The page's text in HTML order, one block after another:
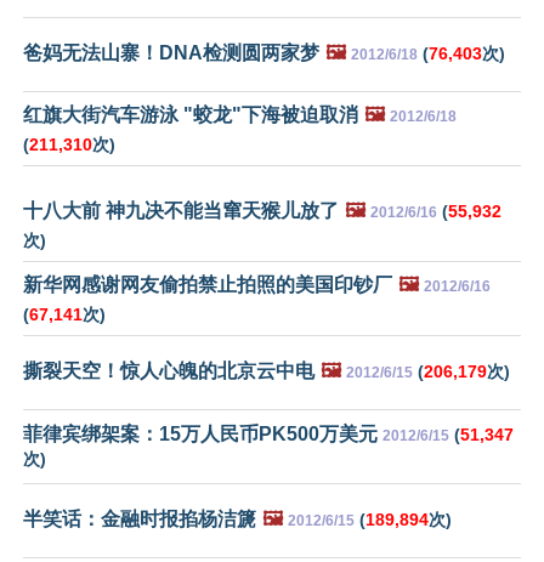
爸妈无法山寨！DNA检测圆两家梦 🖼️ 2012/6/18 (76,403次)
红旗大街汽车游泳 "蛟龙"下海被迫取消 🖼️ 2012/6/18
(211,310次)
十八大前 神九决不能当窜天猴儿放了 🖼️ 2012/6/16 (55,932
次)
新华网感谢网友偷拍禁止拍照的美国印钞厂 🖼️ 2012/6/16
(67,141次)
撕裂天空！惊人心魄的北京云中电 🖼️ 2012/6/15 (206,179次)
菲律宾绑架案：15万人民币PK500万美元 2012/6/15 (51,347
次)
半笑话：金融时报掐杨洁篪 🖼️ 2012/6/15 (189,894次)